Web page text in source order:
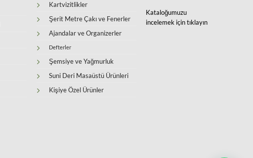
Kartvizitlikler
Şerit Metre Çakı ve Fenerler
Ajandalar ve Organizerler
Defterler
Şemsiye ve Yağmurluk
Suni Deri Masaüstü Ürünleri
Kişiye Özel Ürünler
Kataloğumuzu
incelemek için tıklayın